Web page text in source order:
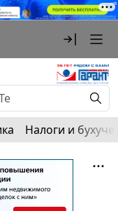
Налоги и